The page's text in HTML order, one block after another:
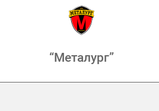
“Металург”